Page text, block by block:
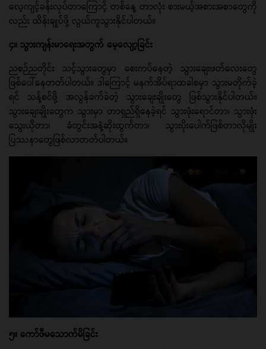
လေ့ကျင့်ခန်းလုပ်တာကြောင့် တစ်နေ့ တာလုံး စားမယ့်အစားအစာတွေကို
လည်း ထိန်းချုပ်ဖို့ လွယ်ကူသွားနိုင်ပါတယ်။
၄။ သွားကျန်းမာရေးအတွက် မေ့လျော့ခြင်း
ညစဉ်ညတိုင်း သင့်သွားတွေမှာ စေးကပ်နေတဲ့ သွားချေးဖတ်လေးတွေ
ဖြစ်ပေါ်နေတတ်ပါတယ်။ ဒါကြောင့် မနက်အိပ်ရာထခါစမှာ သွားမတိုက်ခဲ့
ရင် သန့်စင်ဖို့ အလွန်ခက်ခဲတဲ့ သွားချေးချိုးတွေ ဖြစ်သွားနိုင်ပါတယ်။
သွားချေးချိုးတွေက သွားမှာ တာရှည်ရှိနေခဲ့ရင် သွားဖုံးရောင်တာ၊ သွားဖုံး
သွေးယိုတာ၊ ခံတွင်းအနံ့ဆိုးထွက်တာ၊ သွားပိုးပေါက်ဖြစ်တာလိုမျိုး
ပြဿနာတွေဖြစ်လာတတ်ပါတယ်။
၅။ ကော်ဖီမသောက်မိခြင်း